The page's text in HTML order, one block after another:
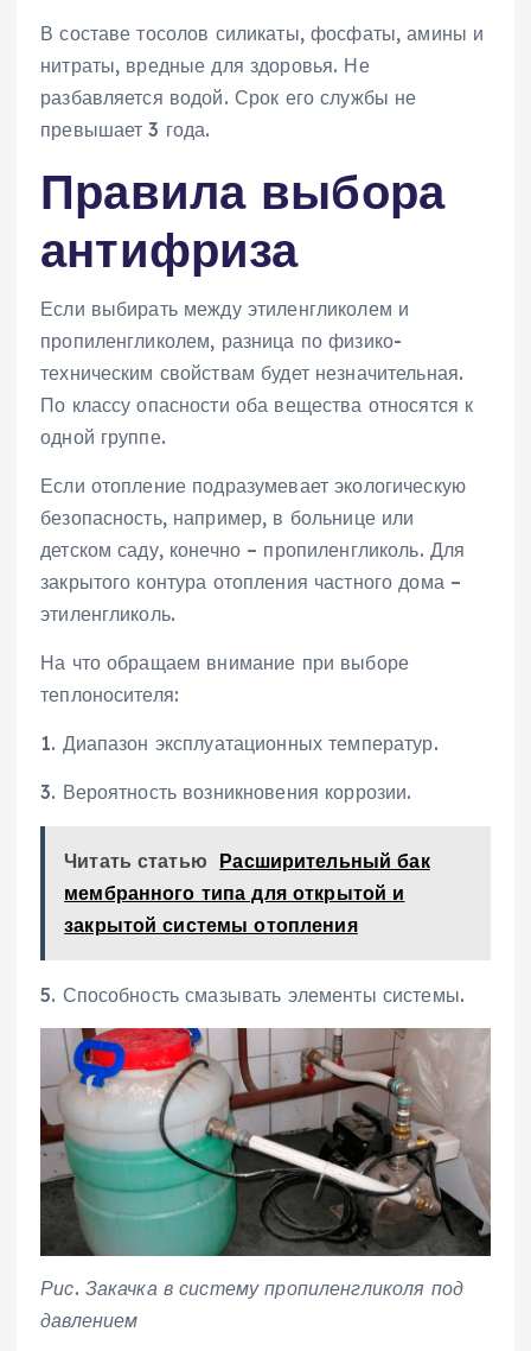
В составе тосолов силикаты, фосфаты, амины и
нитраты, вредные для здоровья. Не
разбавляется водой. Срок его службы не
превышает 3 года.
Правила выбора
антифриза
Если выбирать между этиленгликолем и
пропиленгликолем, разница по физико-
техническим свойствам будет незначительная.
По классу опасности оба вещества относятся к
одной группе.
Если отопление подразумевает экологическую
безопасность, например, в больнице или
детском саду, конечно – пропиленгликоль. Для
закрытого контура отопления частного дома –
этиленгликоль.
На что обращаем внимание при выборе
теплоносителя:
1. Диапазон эксплуатационных температур.
3. Вероятность возникновения коррозии.
Читать статью Расширительный бак
мембранного типа для открытой и
закрытой системы отопления
5. Способность смазывать элементы системы.
Рис. Закачка в систему пропиленгликоля под
давлением